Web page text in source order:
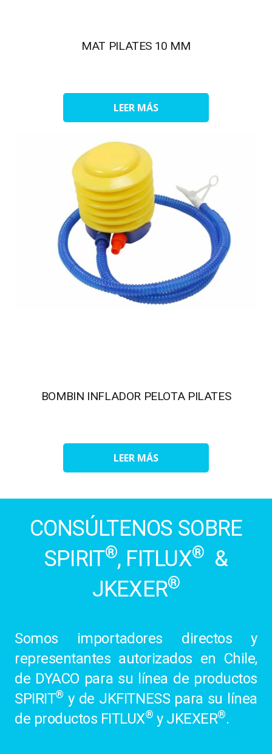
MAT PILATES 10 MM
LEER MÁS
BOMBIN INFLADOR PELOTA PILATES
LEER MÁS
CONSÚLTENOS SOBRE
SPIRIT®, FITLUX® &
JKEXER®
Somos importadores directos y
representantes autorizados en Chile,
de DYACO para su línea de productos
SPIRIT® y de JKFITNESS para su línea
de productos FITLUX® y JKEXER®.